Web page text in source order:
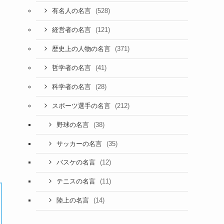
有名人の名言 (528)
経営者の名言 (121)
歴史上の人物の名言 (371)
哲学者の名言 (41)
科学者の名言 (28)
スポーツ選手の名言 (212)
野球の名言 (38)
サッカーの名言 (35)
バスケの名言 (12)
テニスの名言 (11)
陸上の名言 (14)